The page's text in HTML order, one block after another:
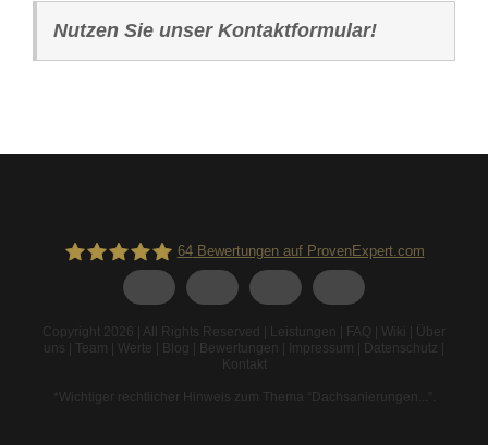
Nutzen Sie unser Kontaktformular!
64Bewertungen auf ProvenExpert.com
Copyright 2026 | All Rights Reserved | Leistungen FAQ Wiki
Über
uns
Team Werte Blog Bewertungen Impressum Datenschutz
Kontakt
*Wichtiger rechtlicher Hinweis zum Thema “Dachsanierungen...” .